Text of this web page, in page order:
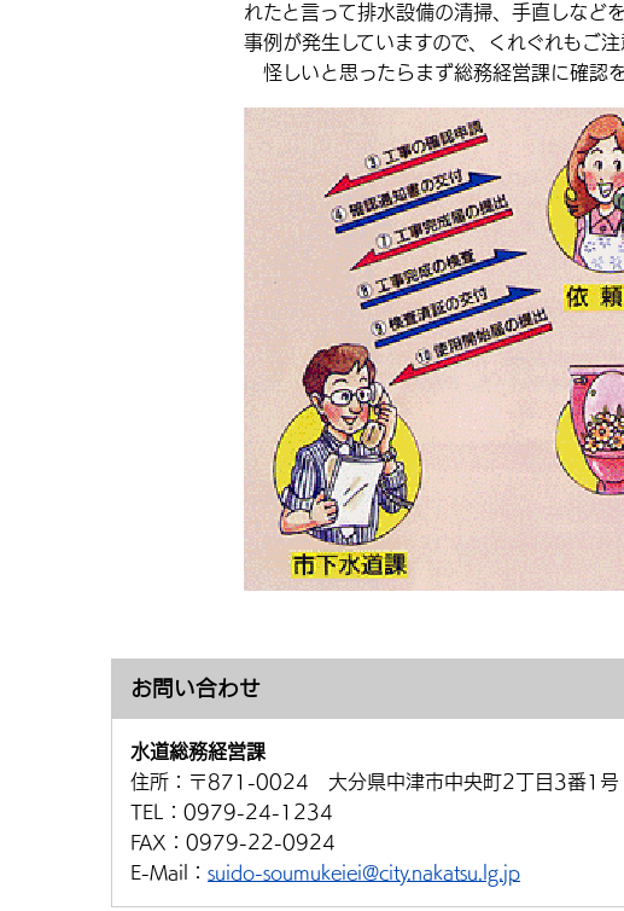
れたと言って排水設備の清掃、手直しなど
事例が発生していますので、くれぐれもご注
怪しいと思ったらまず総務経営課に確認を
お問い合わせ
水道総務経営課
住所： 〒871-0024 大分県中津市中央町2丁目3番1号
TEL： 0979-24-1234
FAX： 0979-22-0924
E-Mail： suido-soumukeiei@city.nakatsu.lg.jp